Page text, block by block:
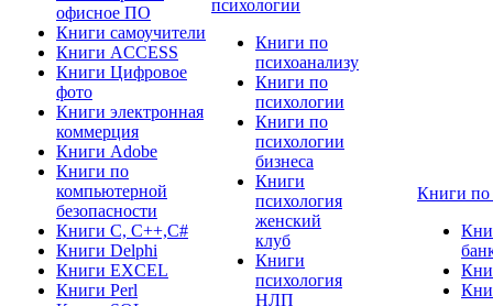
офисное ПО
Книги самоучители
Книги ACCESS
Книги Цифровое
фото
Книги электронная
коммерция
Книги Adobe
Книги по
компьютерной
безопасности
Книги C, C++,С#
Книги Delphi
Книги EXCEL
Книги Perl
психологии
Книги по
психоанализу
Книги по
психологии
Книги по
психологии
бизнеса
Книги
психология
женский
клуб
Книги
психология
НЛП
Книги по